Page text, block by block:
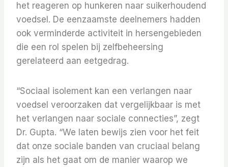
het reageren op hunkeren naar suikerhoudend
voedsel. De eenzaamste deelnemers hadden
ook verminderde activiteit in hersengebieden
die een rol spelen bij zelfbeheersing
gerelateerd aan eetgedrag.
“Sociaal isolement kan een verlangen naar
voedsel veroorzaken dat vergelijkbaar is met
het verlangen naar sociale connecties”, zegt
Dr. Gupta. “We laten bewijs zien voor het feit
dat onze sociale banden van cruciaal belang
zijn als het gaat om de manier waarop we